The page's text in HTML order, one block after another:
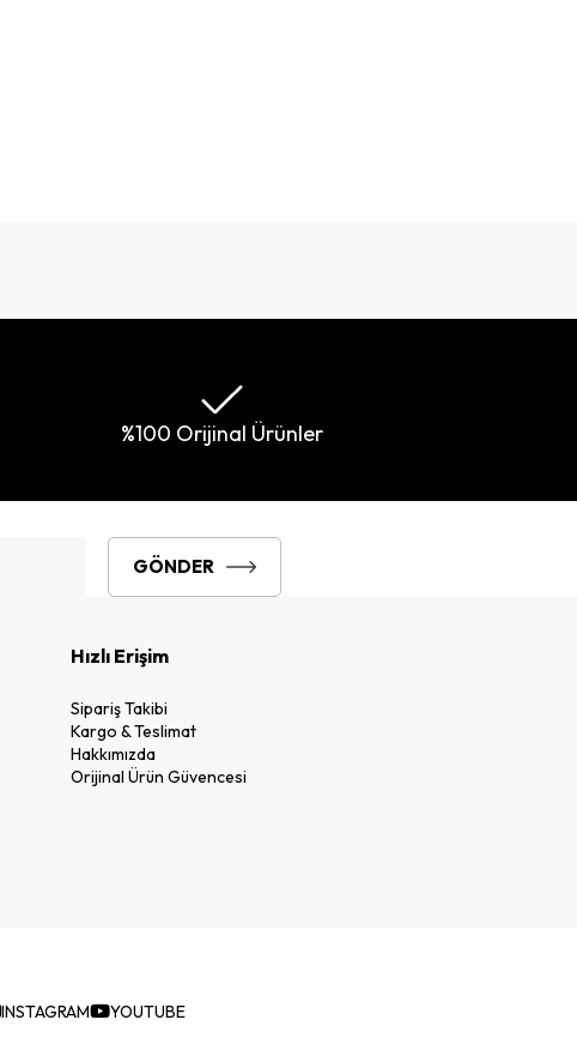
%100 Orijinal Ürünler
GÖNDER
Hızlı Erişim
Sipariş Takibi
Kargo & Teslimat
Hakkımızda
Orijinal Ürün Güvencesi
INSTAGRAM YOUTUBE